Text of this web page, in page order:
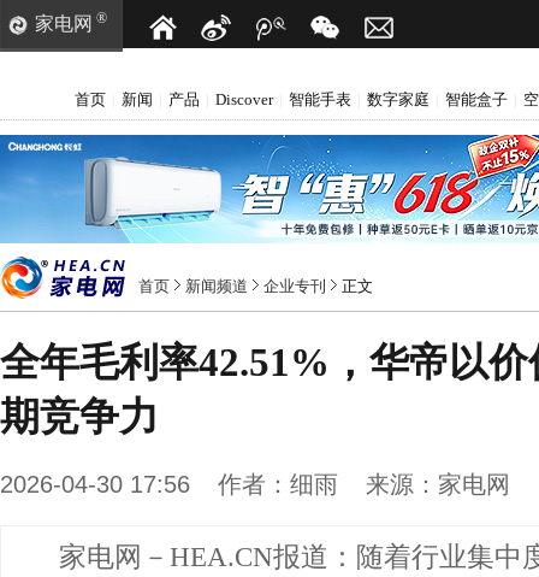
家电网 ®
首页 新闻 产品 Discover 智能手表 数字家庭 智能盒子
首页 新闻频道 企业专刊 正文
全年毛利率42.51%，华帝以
期竞争力
2026-04-30 17:56 作者： 细雨 来源： 家电网
家电网－HEA.CN报道： 随着行业集中